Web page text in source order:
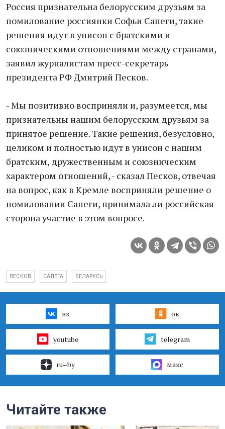
Россия признательна белорусским друзьям за
помилование россиянки Софьи Сапеги, такие
решения идут в унисон с братскими и
союзническими отношениями между странами,
заявил журналистам пресс-секретарь
президента РФ Дмитрий Песков.
- Мы позитивно восприняли и, разумеется, мы
признательны нашим белорусским друзьям за
принятое решение. Такие решения, безусловно,
целиком и полностью идут в унисон с нашим
братским, дружественным и союзническим
характером отношений, - сказал Песков, отвечая
на вопрос, как в Кремле восприняли решение о
помиловании Сапеги, принимала ли российская
сторона участие в этом вопросе.
ПЕСКОВ САПЕГА БЕЛАРУСЬ
вк ок
youtube telegram
ru–by макс
Читайте также